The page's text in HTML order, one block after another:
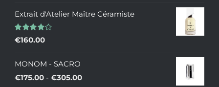
prezzo:
Extrait d'Atelier Maître Céramiste
Valutato
€160.00
MONOM - SACRO
€175.00 - €305.00Fascia